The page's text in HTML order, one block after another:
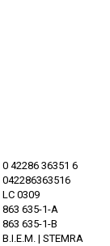
0 42286 36351 6
042286363516
LC 0309
863 635-1-A
863 635-1-B
B.I.E.M. | STEMRA